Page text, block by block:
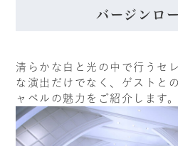
バージンロ
清らかな白と光の中で行うセ
な演出だけでなく、ゲストと
ャペルの魅力をご紹介します。